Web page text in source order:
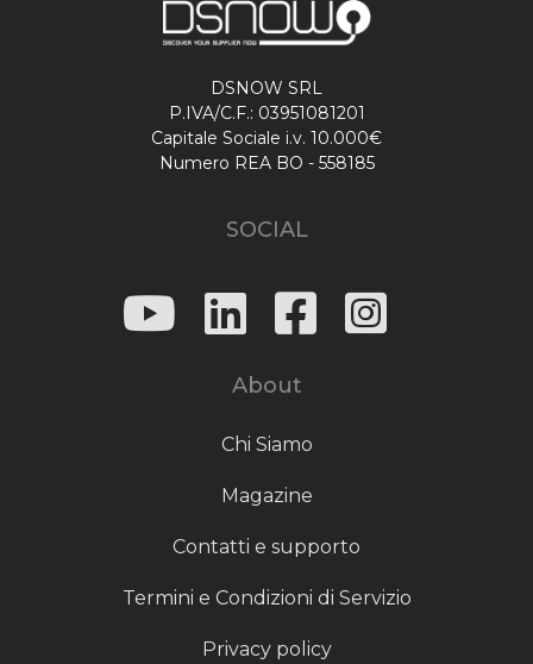
DSNOW SRL
P.IVA/C.F.: 03951081201
Capitale Sociale i.v. 10.000€
Numero REA BO - 558185
SOCIAL
About
Chi Siamo
Magazine
Contatti e supporto
Termini e Condizioni di Servizio
Privacy policy